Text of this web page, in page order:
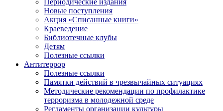
Новые поступления
Акция «Списанные книги»
Краеведение
Библиотечные клубы
Детям
Полезные ссылки
Антитеррор
Полезные ссылки
Памятки действий в чрезвычайных ситуациях
Методические рекомендации по профилактике
терроризма в молодежной среде
Регламенты организации культуры